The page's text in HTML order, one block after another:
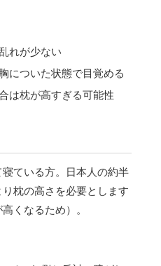
れが少ない
についた状態で目覚める
は枕が高すぎる可能性
ている方。日本人の約半
枕の高さを必要とします
くなるため）。